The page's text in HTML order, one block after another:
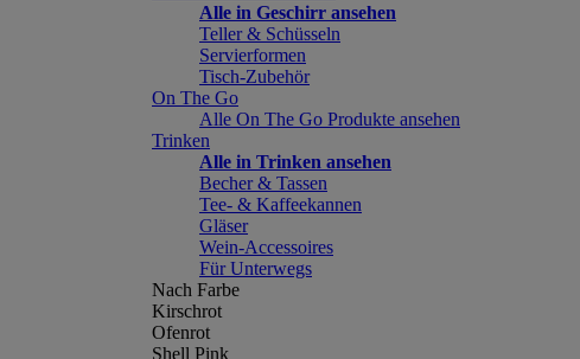
Alle in Geschirr ansehen
Teller & Schüsseln
Servierformen
Tisch-Zubehör
On The Go
Alle On The Go Produkte ansehen
Trinken
Alle in Trinken ansehen
Becher & Tassen
Tee- & Kaffeekannen
Gläser
Wein-Accessoires
Für Unterwegs
Nach Farbe
Kirschrot
Ofenrot
Shell Pink